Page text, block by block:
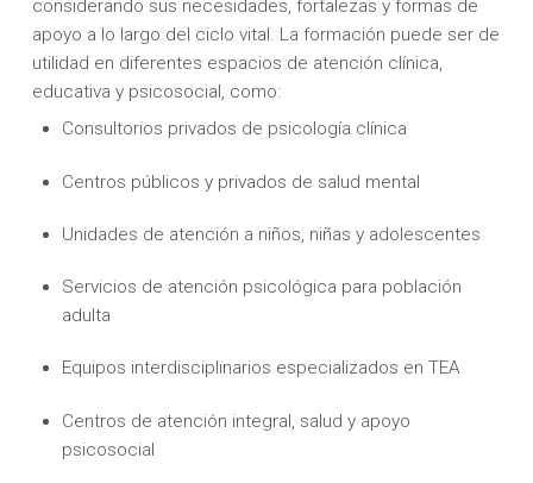
considerando sus necesidades, fortalezas y formas de
apoyo a lo largo del ciclo vital. La formación puede ser de
utilidad en diferentes espacios de atención clínica,
educativa y psicosocial, como:
Consultorios privados de psicología clínica
Centros públicos y privados de salud mental
Unidades de atención a niños, niñas y adolescentes
Servicios de atención psicológica para población
adulta
Equipos interdisciplinarios especializados en TEA
Centros de atención integral, salud y apoyo
psicosocial